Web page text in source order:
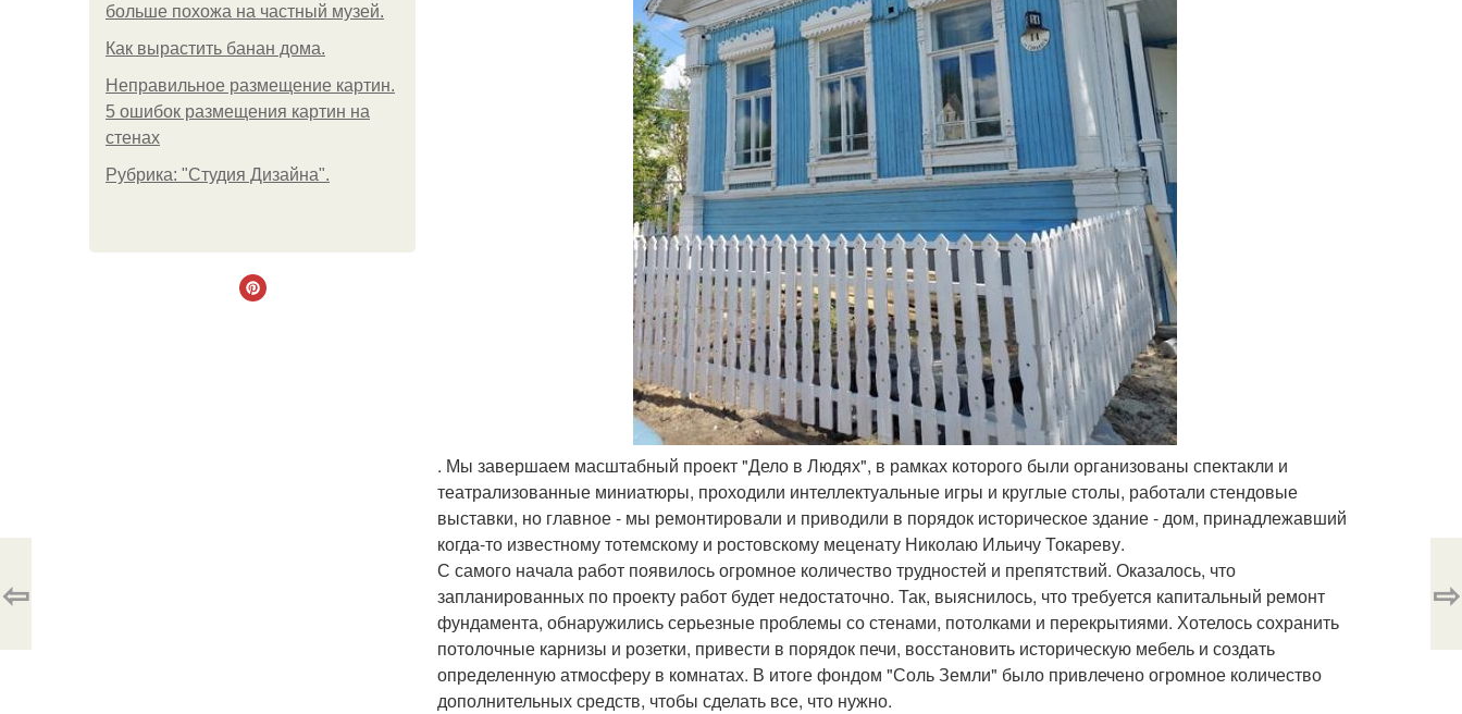
больше похожа на частный музей.
Как вырастить банан дома.
Неправильное размещение картин.
5 ошибок размещения картин на
стенах
Рубрика: "Студия Дизайна".
. Мы завершаем масштабный проект "Дело в Людях", в рамках которого были организованы спектакли и
театрализованные миниатюры, проходили интеллектуальные игры и круглые столы, работали стендовые
выставки, но главное - мы ремонтировали и приводили в порядок историческое здание - дом, принадлежавший
когда-то известному тотемскому и ростовскому меценату Николаю Ильичу Токареву.
С самого начала работ появилось огромное количество трудностей и препятствий. Оказалось, что
запланированных по проекту работ будет недостаточно. Так, выяснилось, что требуется капитальный ремонт
фундамента, обнаружились серьезные проблемы со стенами, потолками и перекрытиями. Хотелось сохранить
потолочные карнизы и розетки, привести в порядок печи, восстановить историческую мебель и создать
определенную атмосферу в комнатах. В итоге фондом "Соль Земли" было привлечено огромное количество
дополнительных средств, чтобы сделать все, что нужно.
⇦ ⇨